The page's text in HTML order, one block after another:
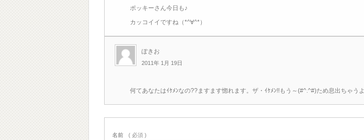
ポッキーさん今日も♪
カッコイイですね（*^∀^*）
ぽきお
2011年 1月 19日
何てあなたはｲｹﾒﾝなの??ますます惚れます。ザ・ｲｹﾒﾝ!!もう～(#^.^#)ため息出ちゃうよ
名前 ( 必須 )